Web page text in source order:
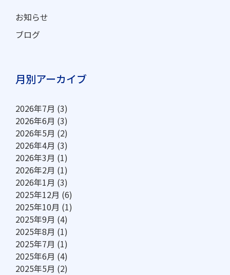
お知らせ
ブログ
月別アーカイブ
2026年7月 (3)
2026年6月 (3)
2026年5月 (2)
2026年4月 (3)
2026年3月 (1)
2026年2月 (1)
2026年1月 (3)
2025年12月 (6)
2025年10月 (1)
2025年9月 (4)
2025年8月 (1)
2025年7月 (1)
2025年6月 (4)
2025年5月 (2)